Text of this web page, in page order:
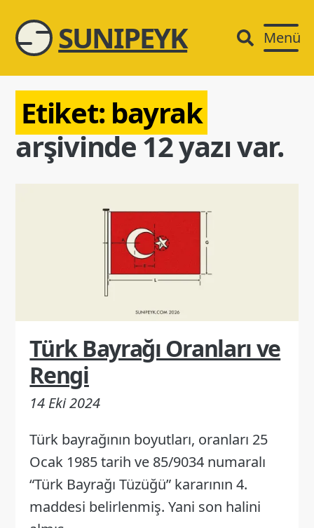
SUNIPEYK Menü
Etiket: bayrak
arşivinde 12 yazı var.
Türk Bayrağı Oranları ve
Rengi
14 Eki 2024
Türk bayrağının boyutları, oranları 25
Ocak 1985 tarih ve 85/9034 numaralı
“Türk Bayrağı Tüzüğü” kararının 4.
maddesi belirlenmiş. Yani son halini